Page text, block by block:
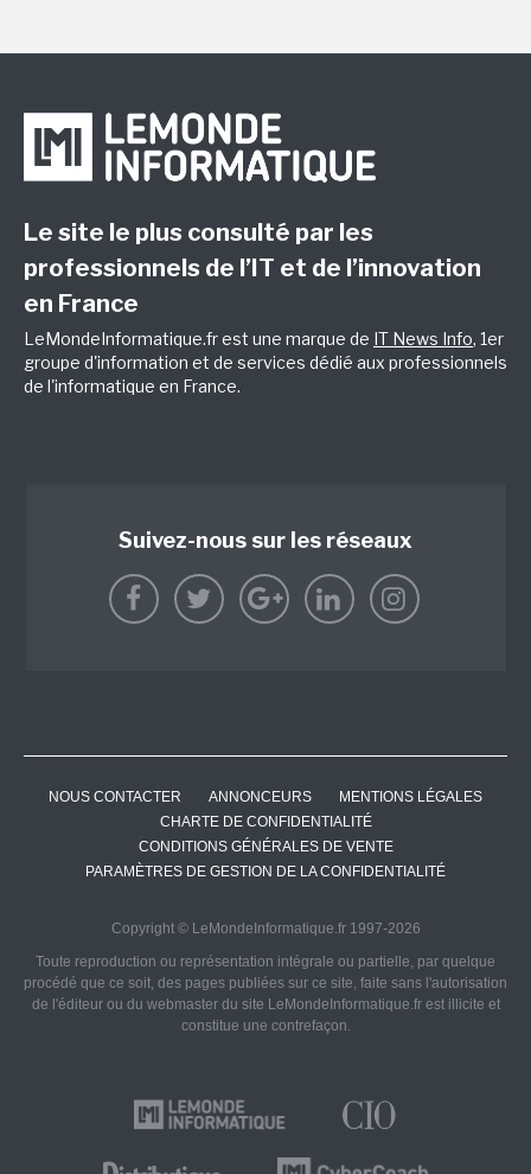
Le site le plus consulté par les
professionnels de l’IT et de l’innovation
en France
LeMondeInformatique.fr est une marque de IT News Info, 1er
groupe d'information et de services dédié aux professionnels
de l'informatique en France.
Suivez-nous sur les réseaux
NOUS CONTACTER ANNONCEURS
MENTIONS LÉGALES
CHARTE DE CONFIDENTIALITÉ
CONDITIONS GÉNÉRALES DE VENTE
PARAMÈTRES DE GESTION DE LA CONFIDENTIALITÉ
Copyright © LeMondeInformatique.fr 1997-2026
Toute reproduction ou représentation intégrale ou partielle, par quelque
procédé que ce soit, des pages publiées sur ce site, faite sans l'autorisation
de l'éditeur ou du webmaster du site LeMondeInformatique.fr est illicite et
constitue une contrefaçon.